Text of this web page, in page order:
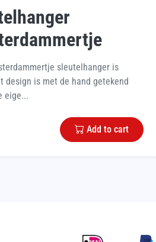
sleutelhanger is
design is met de hand getekend
eige...
Add to cart